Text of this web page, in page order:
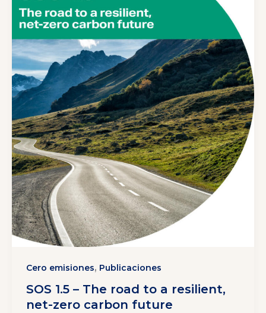
Cero emisiones, Publicaciones
SOS 1.5 – The road to a resilient,
net-zero carbon future